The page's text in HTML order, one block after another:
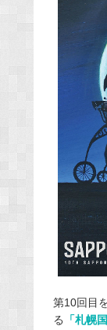
第10回目
る 「札幌